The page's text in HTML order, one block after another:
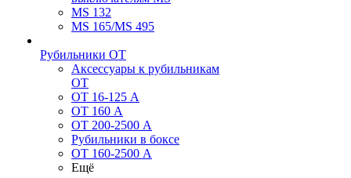
MS 132
MS 165/MS 495
Рубильники ОТ
Аксессуары к рубильникам
OT
OT 16-125 А
OT 160 А
OT 200-2500 А
Рубильники в боксе
OT 160-2500 А
Ещё